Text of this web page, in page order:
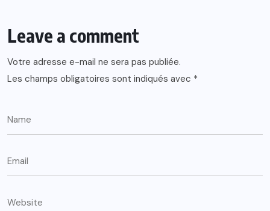
Leave a comment
Votre adresse e-mail ne sera pas publiée.
Les champs obligatoires sont indiqués avec *